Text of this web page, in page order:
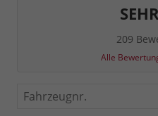
209
Alle
Fahrzeugnr.